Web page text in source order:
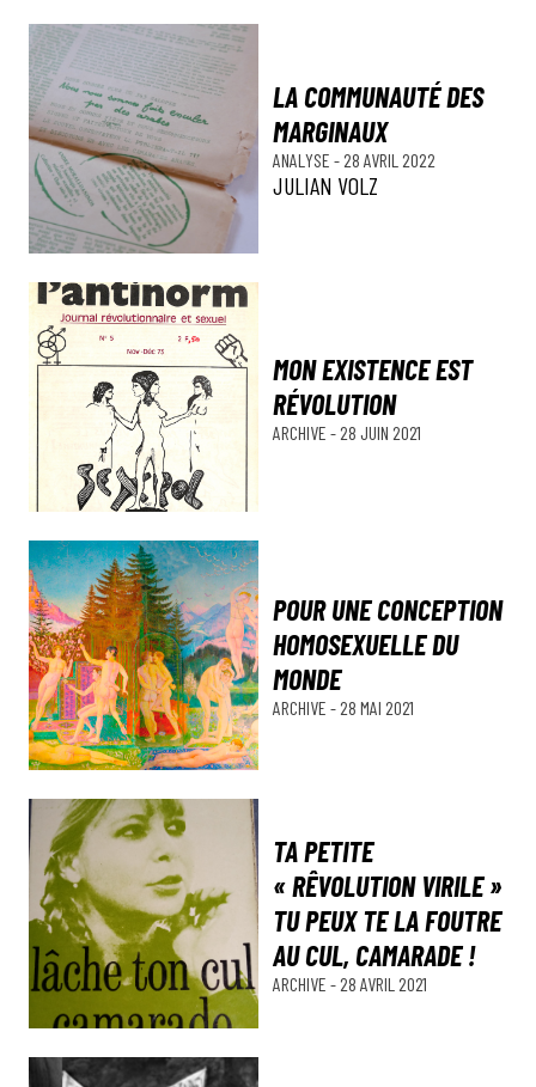
LA COMMUNAUTÉ DES
MARGINAUX
ANALYSE - 28 AVRIL 2022
JULIAN VOLZ
MON EXISTENCE EST
RÉVOLUTION
ARCHIVE - 28 JUIN 2021
POUR UNE CONCEPTION
HOMOSEXUELLE DU
MONDE
ARCHIVE - 28 MAI 2021
TA PETITE
« RÊVOLUTION VIRILE »
TU PEUX TE LA FOUTRE
AU CUL, CAMARADE !
ARCHIVE - 28 AVRIL 2021